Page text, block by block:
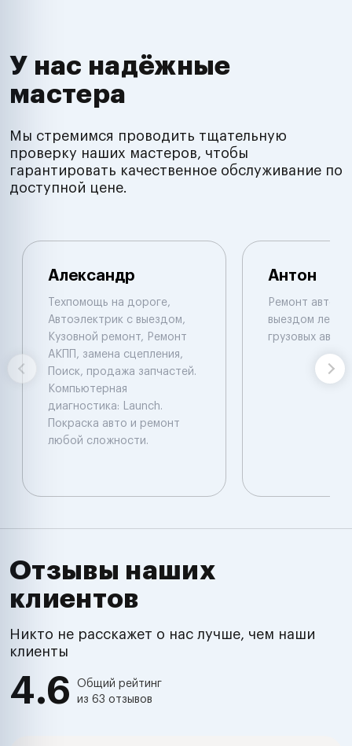
У нас надёжные
мастера
Мы стремимся проводить тщательную
проверку наших мастеров, чтобы
гарантировать качественное обслуживание по
доступной цене.
Александр
Техпомощь на дороге,
Автоэлектрик с выездом,
Кузовной ремонт, Ремонт
АКПП, замена сцепления,
Поиск, продажа запчастей.
Компьютерная
диагностика: Launch.
Покраска авто и ремонт
любой сложности.
Антон
Ремонт
выездом
грузовых авто
Отзывы наших
клиентов
Никто не расскажет о нас лучше, чем наши
клиенты
4.6
Общий рейтинг
из 63 отзывов